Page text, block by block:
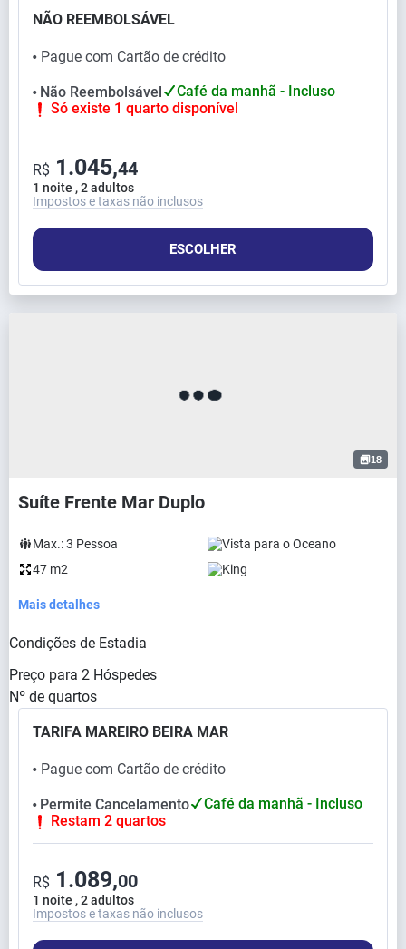
NÃO REEMBOLSÁVEL
⬤ Pague com Cartão de crédito
⬤ Não Reembolsável
Café da manhã - Incluso
Só existe 1 quarto disponível
1 noite , 2 adultos
R$ 1.045,44
Impostos e taxas não inclusos
ESCOLHER
18
Suíte Frente Mar Duplo
Max.:3 Pessoa
Vista para o Oceano
47 m2
King
Mais detalhes
Condições de Estadia
Preço para 2 Hóspedes
Nº de quartos
TARIFA MAREIRO BEIRA MAR
⬤ Pague com Cartão de crédito
⬤ Permite Cancelamento
Café da manhã - Incluso
Restam 2 quartos
1 noite , 2 adultos
R$ 1.089,00
Impostos e taxas não inclusos